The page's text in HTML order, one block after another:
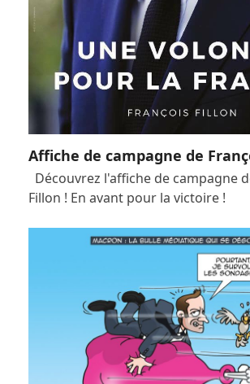
Affiche de campagne de
Découvrez l'affiche de campagne
Fillon ! En avant pour la victoire !